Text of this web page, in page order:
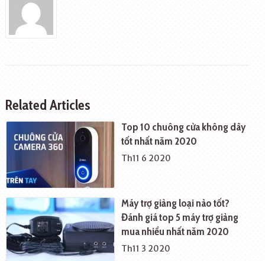
Related Articles
Top 10 chuông cửa không dây
tốt nhất năm 2020
Th11 6 2020
Máy trợ giảng loại nào tốt?
Đánh giá top 5 máy trợ giảng
mua nhiều nhất năm 2020
Th11 3 2020